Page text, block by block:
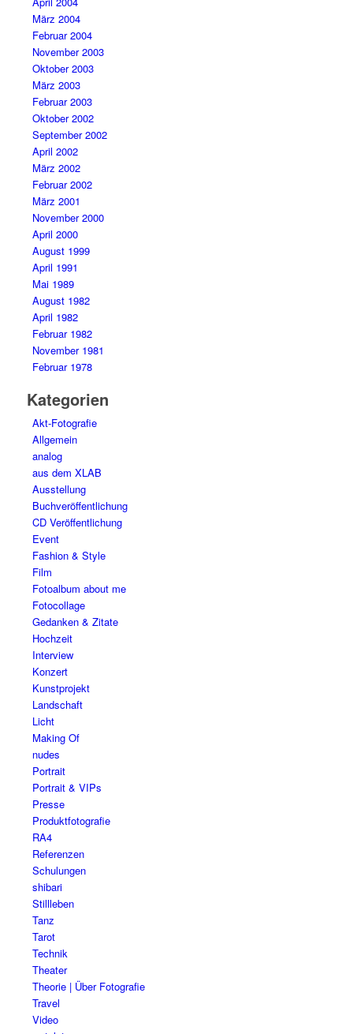
März 2004
Februar 2004
November 2003
Oktober 2003
März 2003
Februar 2003
Oktober 2002
September 2002
April 2002
März 2002
Februar 2002
März 2001
November 2000
April 2000
August 1999
April 1991
Mai 1989
August 1982
April 1982
Februar 1982
November 1981
Februar 1978
Kategorien
Akt-Fotografie
Allgemein
analog
aus dem XLAB
Ausstellung
Buchveröffentlichung
CD Veröffentlichung
Event
Fashion & Style
Film
Fotoalbum about me
Fotocollage
Gedanken & Zitate
Hochzeit
Interview
Konzert
Kunstprojekt
Landschaft
Licht
Making Of
nudes
Portrait
Portrait & VIPs
Presse
Produktfotografie
RA4
Referenzen
Schulungen
shibari
Stillleben
Tanz
Tarot
Technik
Theater
Theorie | Über Fotografie
Travel
Video